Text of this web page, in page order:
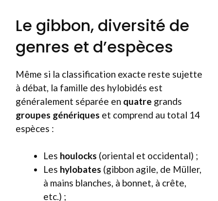
Le gibbon, diversité de
genres et d’espèces
Même si la classification exacte reste sujette
à débat, la famille des hylobidés est
généralement séparée en quatre grands
groupes génériques et comprend au total 14
espèces :
Les houlocks (oriental et occidental) ;
Les hylobates (gibbon agile, de Müller,
à mains blanches, à bonnet, à crête,
etc.) ;